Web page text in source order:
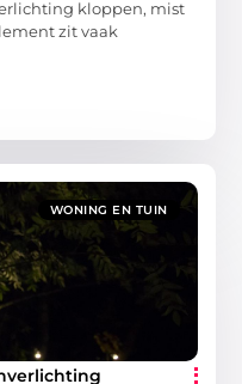
kloppen, mist
zit vaak
WONING EN TUIN